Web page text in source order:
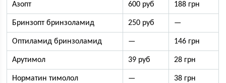
Азопт 600 руб 188 грн
Бринзопт бринзоламид 250 руб —
Оптиламид бринзоламид — 146 грн
Арутимол 39 руб 28 грн
Норматин тимолол — 38 грн